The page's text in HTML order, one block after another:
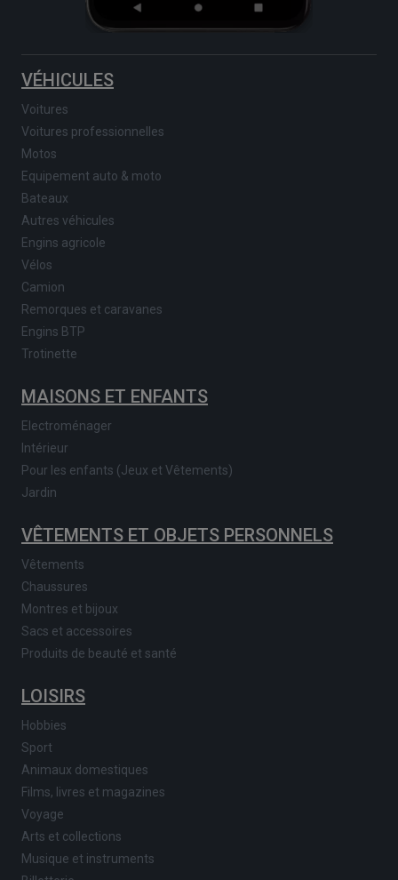
VÉHICULES
Voitures
Voitures professionnelles
Motos
Equipement auto & moto
Bateaux
Autres véhicules
Engins agricole
Vélos
Camion
Remorques et caravanes
Engins BTP
Trotinette
MAISONS ET ENFANTS
Electroménager
Intérieur
Pour les enfants (Jeux et Vêtements)
Jardin
VÊTEMENTS ET OBJETS PERSONNELS
Vêtements
Chaussures
Montres et bijoux
Sacs et accessoires
Produits de beauté et santé
LOISIRS
Hobbies
Sport
Animaux domestiques
Films, livres et magazines
Voyage
Arts et collections
Musique et instruments